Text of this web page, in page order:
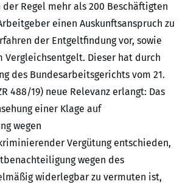
Regel mehr als 200 Beschäftigten
einen Auskunftsanspruch zu
der Entgeltfindung vor, sowie
Vergleichsentgelt. Dieser hat durch
des Bundesarbeitsgerichts vom 21.
488/19) neue Relevanz erlangt: Das
einer Klage auf
wegen
Vergütung entschieden,
wegen des
widerlegbar zu vermuten ist,